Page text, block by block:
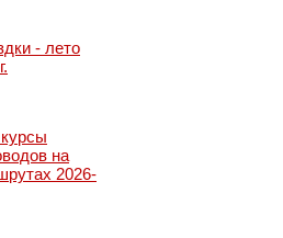
- лето
на
2026-